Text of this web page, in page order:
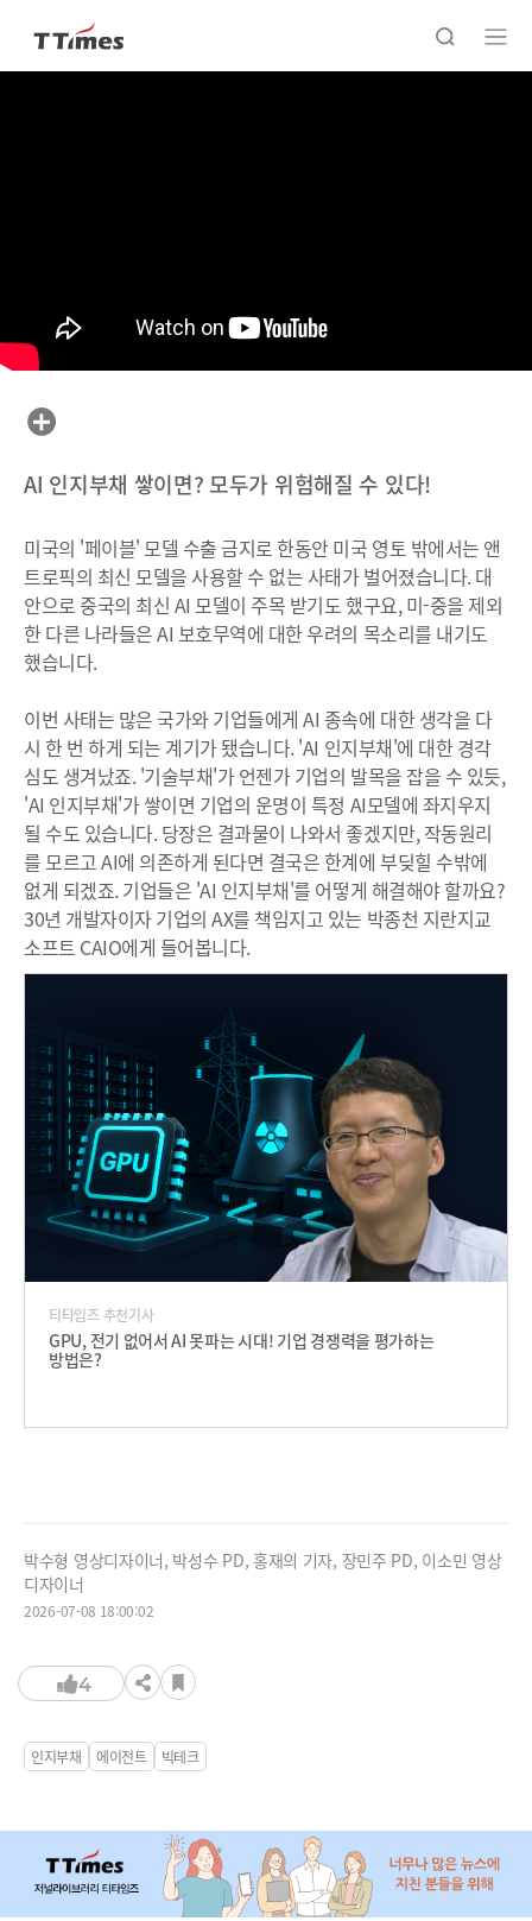
AI 인지부채 쌓이면? 모두가 위험해질 수 있다!
미국의 '페이블' 모델 수출 금지로 한동안 미국 영토 밖에서는 앤
트로픽의 최신 모델을 사용할 수 없는 사태가 벌어졌습니다. 대
안으로 중국의 최신 AI 모델이 주목 받기도 했구요, 미-중을 제외
한 다른 나라들은 AI 보호무역에 대한 우려의 목소리를 내기도
했습니다.
이번 사태는 많은 국가와 기업들에게 AI 종속에 대한 생각을 다
시 한 번 하게 되는 계기가 됐습니다. 'AI 인지부채'에 대한 경각
심도 생겨났죠. '기술부채'가 언젠가 기업의 발목을 잡을 수 있듯,
'AI 인지부채'가 쌓이면 기업의 운명이 특정 AI모델에 좌지우지
될 수도 있습니다. 당장은 결과물이 나와서 좋겠지만, 작동원리
를 모르고 AI에 의존하게 된다면 결국은 한계에 부딪힐 수밖에
없게 되겠죠. 기업들은 'AI 인지부채'를 어떻게 해결해야 할까요?
30년 개발자이자 기업의 AX를 책임지고 있는 박종천 지란지교
소프트 CAIO에게 들어봅니다.
티타임즈 추천기사
GPU, 전기 없어서 AI 못파는 시대! 기업 경쟁력을 평가하는
방법은?
박수형 영상디자이너, 박성수 PD, 홍재의 기자, 장민주 PD, 이소민 영상
디자이너
2026-07-08 18:00:02
4
인지부채 에이전트 빅테크